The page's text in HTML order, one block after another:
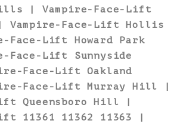
| Vampire-Face-Lift
Vampire-Face-Lift Hollis
Lift Howard Park
Face-Lift Sunnyside
Face-Lift Oakland
Face-Lift Murray Hill |
Queensboro Hill |
11361 11362 11363 |